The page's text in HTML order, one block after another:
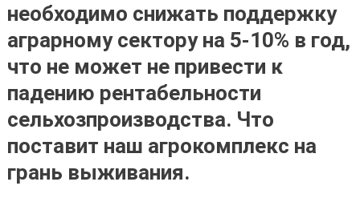
необходимо снижать поддержку
аграрному сектору на 5-10% в год,
что не может не привести к
падению рентабельности
сельхозпроизводства. Что
поставит наш агрокомплекс на
грань выживания.